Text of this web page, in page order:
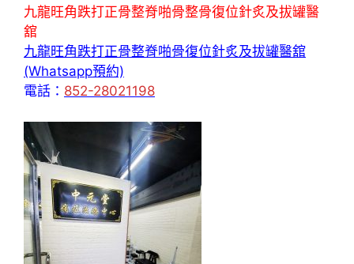
九龍旺角跌打正骨整脊啪骨整骨復位針炙及拔罐醫
舘
九龍旺角跌打正骨整脊啪骨復位針炙及拔罐醫舘
(Whatsapp預約)
電話： 852-28021198